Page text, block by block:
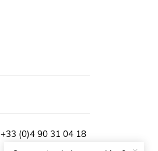
+33 (0)4 90 31 04 18